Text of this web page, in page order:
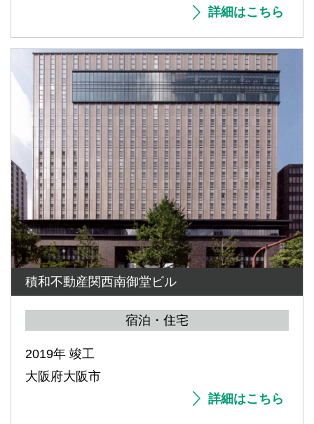
詳細はこちら
積和不動産関西南御堂ビル
宿泊・住宅
2019年 竣工
大阪府大阪市
詳細はこちら